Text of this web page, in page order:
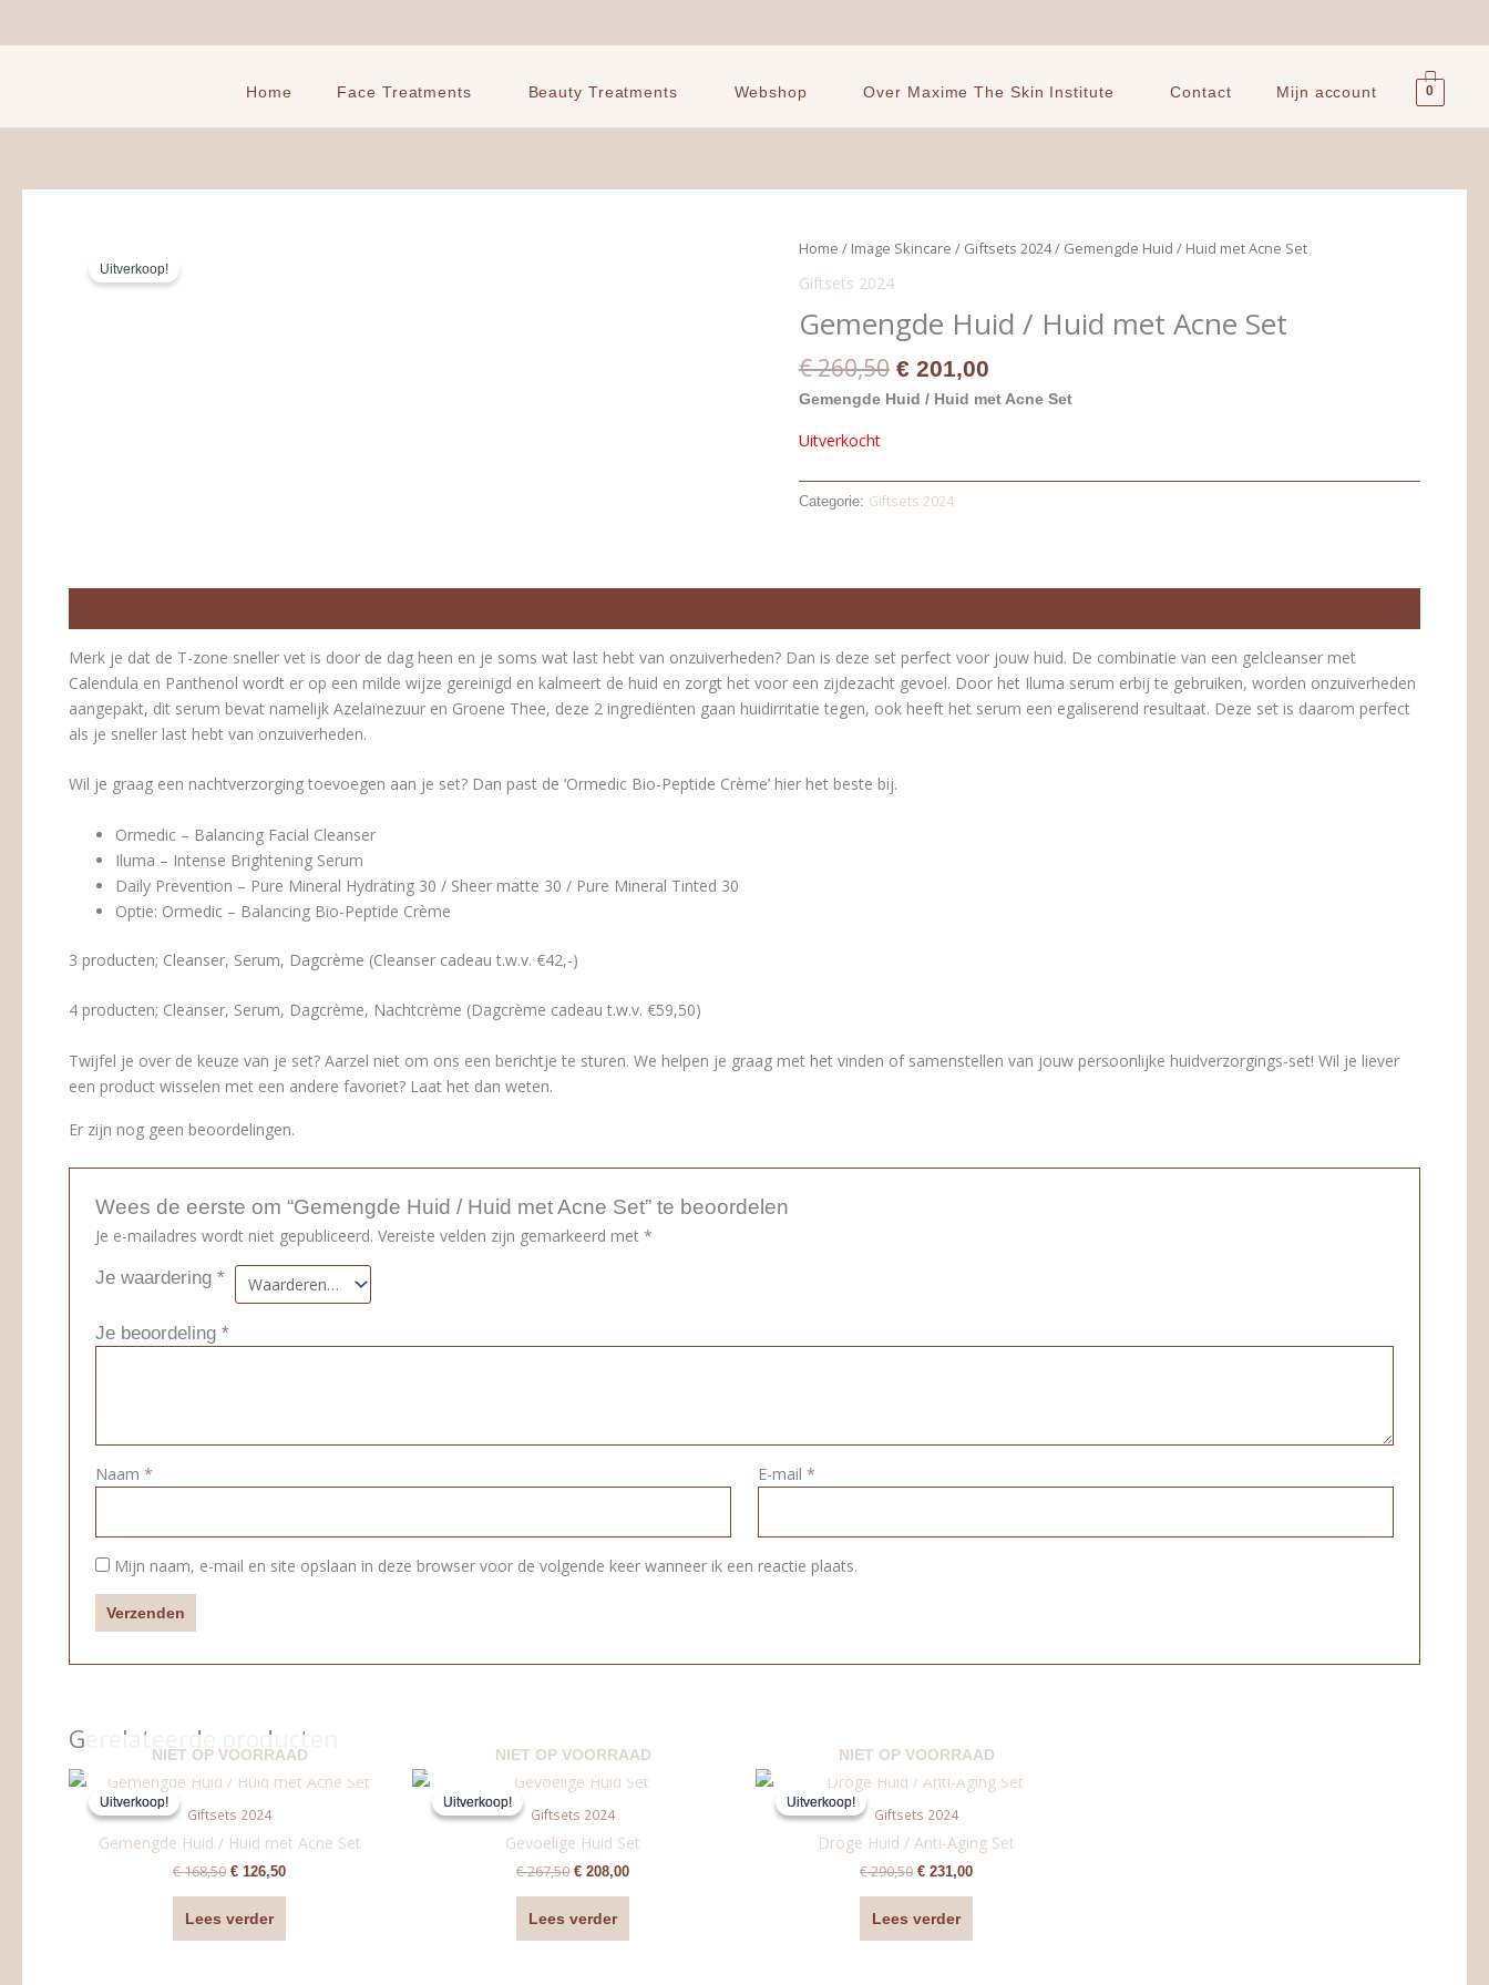
Home Face Treatments Beauty Treatments Webshop Over Maxime The Skin Institute Contact Mijn account 0
Uitverkoop!
Home / Image Skincare / Giftsets 2024/ Gemengde Huid / Huid met Acne Set
Giftsets 2024
Gemengde Huid / Huid met Acne Set
€260,50
Oorspronkelijke
€ 260,50.
€201,00
Huidige
€ 201,00.
Gemengde Huid / Huid met Acne Set
Uitverkocht
Categorie: Giftsets 2024
Merk je dat de T-zone sneller vet is door de dag heen en je soms wat last hebt van onzuiverheden? Dan is deze set perfect voor jouw huid. De combinatie van een gelcleanser met
Calendula en Panthenol wordt er op een milde wijze gereinigd en kalmeert de huid en zorgt het voor een zijdezacht gevoel. Door het Iluma serum erbij te gebruiken, worden onzuiverheden
aangepakt, dit serum bevat namelijk Azelaïnezuur en Groene Thee, deze 2 ingrediënten gaan huidirritatie tegen, ook heeft het serum een egaliserend resultaat. Deze set is daarom perfect
als je sneller last hebt van onzuiverheden.
Wil je graag een nachtverzorging toevoegen aan je set? Dan past de ‘Ormedic Bio-Peptide Crème’ hier het beste bij.
Ormedic – Balancing Facial Cleanser
Iluma – Intense Brightening Serum
Daily Prevention – Pure Mineral Hydrating 30 / Sheer matte 30 / Pure Mineral Tinted 30
Optie: Ormedic – Balancing Bio-Peptide Crème
3 producten; Cleanser, Serum, Dagcrème (Cleanser cadeau t.w.v. €42,-)
4 producten; Cleanser, Serum, Dagcrème, Nachtcrème (Dagcrème cadeau t.w.v. €59,50)
Twijfel je over de keuze van je set? Aarzel niet om ons een berichtje te sturen. We helpen je graag met het vinden of samenstellen van jouw persoonlijke huidverzorgings-set! Wil je liever
een product wisselen met een andere favoriet? Laat het dan weten.
Er zijn nog geen beoordelingen.
Wees de eerste om “Gemengde Huid / Huid met Acne Set” te beoordelen
Je e-mailadres wordt niet gepubliceerd. Vereiste velden zijn gemarkeerd met*
Je waardering*
Je beoordeling*
Naam* E-mail *
Mijn naam, e-mail en site opslaan in deze browser voor de volgende keer wanneer ik een reactie plaats.
Gerelateerde producten
Uitverkoop!
NIET OP VOORRAAD
Uitverkoop!
Giftsets 2024
Gemengde Huid / Huid met Acne Set
€168,50
Oorspronkelijke
was:
€ 126,50
Huidige
Lees verder
Uitverkoop!
NIET OP VOORRAAD
Uitverkoop!
Giftsets 2024
Gevoelige Huid Set
€267,50
Oorspronkelijke
prijs
was:
€ 208,00
Huidige
Lees verder
Uitverkoop!
NIET OP VOORRAAD
Uitverkoop!
Giftsets 2024
Droge Huid / Anti-Aging Set
€290,50
Oorspronkelijke
was:
€ 231,00
Huidige
prijs
Lees verder